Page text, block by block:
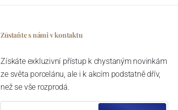
Zůstaňte s námi v kontaktu
Získáte exkluzivní přístup k chystaným novinkám
ze světa porcelánu, ale i k akcím podstatně dřív,
než se vše rozprodá.